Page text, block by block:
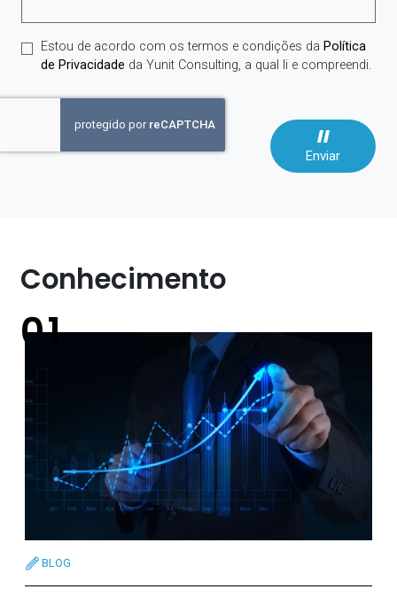
Estou de acordo com os termos e condições da Política
de Privacidade da Yunit Consulting, a qual li e compreendi.
Enviar
Conhecimento
BLOG